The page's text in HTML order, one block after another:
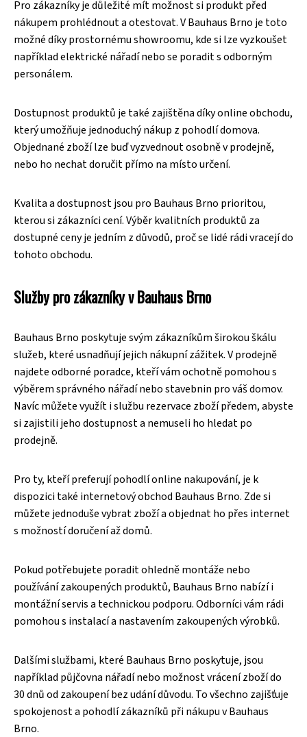
Pro zákazníky je důležité mít možnost si produkt před
nákupem prohlédnout a otestovat. V Bauhaus Brno je toto
možné díky prostornému showroomu, kde si lze vyzkoušet
například elektrické nářadí nebo se poradit s odborným
personálem.
Dostupnost produktů je také zajištěna díky online obchodu,
který umožňuje jednoduchý nákup z pohodlí domova.
Objednané zboží lze buď vyzvednout osobně v prodejně,
nebo ho nechat doručit přímo na místo určení.
Kvalita a dostupnost jsou pro Bauhaus Brno prioritou,
kterou si zákazníci cení. Výběr kvalitních produktů za
dostupné ceny je jedním z důvodů, proč se lidé rádi vracejí do
tohoto obchodu.
Služby pro zákazníky v Bauhaus Brno
Bauhaus Brno poskytuje svým zákazníkům širokou škálu
služeb, které usnadňují jejich nákupní zážitek. V prodejně
najdete odborné poradce, kteří vám ochotně pomohou s
výběrem správného nářadí nebo stavebnin pro váš domov.
Navíc můžete využít i službu rezervace zboží předem, abyste
si zajistili jeho dostupnost a nemuseli ho hledat po
prodejně.
Pro ty, kteří preferují pohodlí online nakupování, je k
dispozici také internetový obchod Bauhaus Brno. Zde si
můžete jednoduše vybrat zboží a objednat ho přes internet
s možností doručení až domů.
Pokud potřebujete poradit ohledně montáže nebo
používání zakoupených produktů, Bauhaus Brno nabízí i
montážní servis a technickou podporu. Odborníci vám rádi
pomohou s instalací a nastavením zakoupených výrobků.
Dalšími službami, které Bauhaus Brno poskytuje, jsou
například půjčovna nářadí nebo možnost vrácení zboží do
30 dnů od zakoupení bez udání důvodu. To všechno zajišťuje
spokojenost a pohodlí zákazníků při nákupu v Bauhaus
Brno.